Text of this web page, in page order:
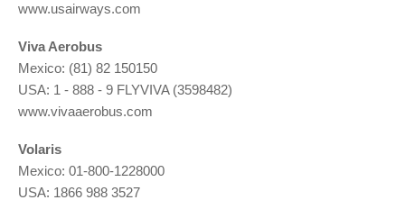
www.usairways.com
Viva Aerobus
Mexico: (81) 82 150150
USA: 1 - 888 - 9 FLYVIVA (3598482)
www.vivaaerobus.com
Volaris
Mexico: 01-800-1228000
USA: 1866 988 3527